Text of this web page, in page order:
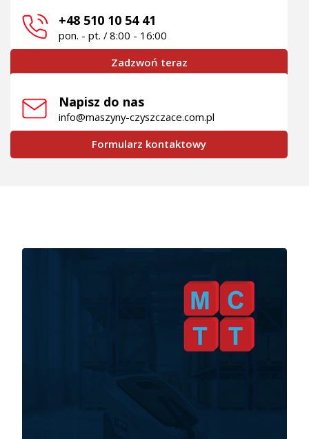
+48 510 10 54 41
pon. - pt. / 8:00 - 16:00
Zadzwoń teraz
Napisz do nas
info@maszyny-czyszczace.com.pl
Formularz kontaktowy